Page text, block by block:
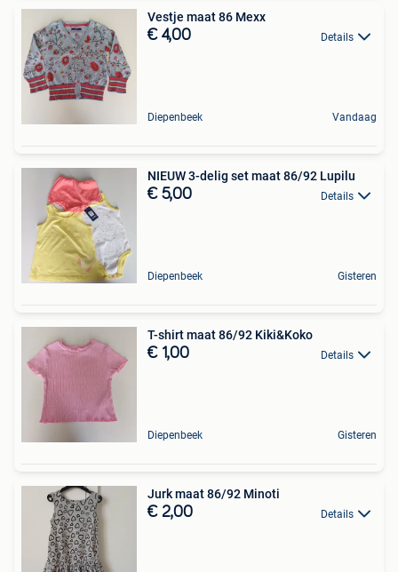
Vestje maat 86 Mexx
€ 4,00 Details
Diepenbeek Vandaag
NIEUW 3-delig set maat 86/92 Lupilu
€ 5,00 Details
Diepenbeek Gisteren
T-shirt maat 86/92 Kiki&Koko
€ 1,00 Details
Diepenbeek Gisteren
Jurk maat 86/92 Minoti
€ 2,00 Details